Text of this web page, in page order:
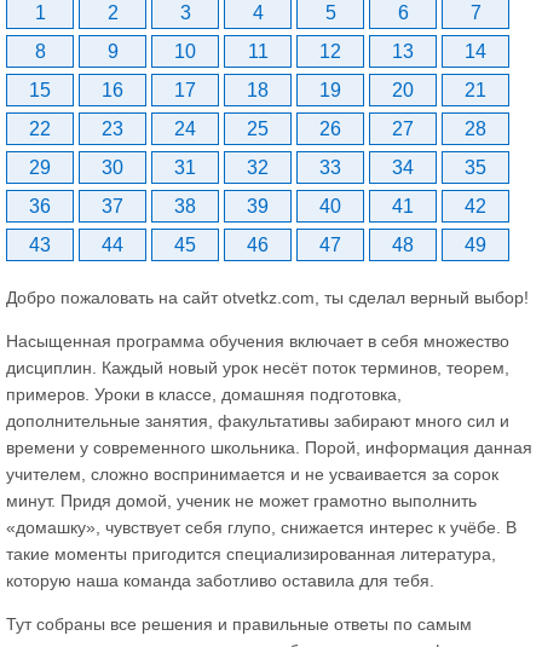
1 2 3 4 5 6
7
8
9 10 11 12 13
14
15
16 17 18 19 20
21
22
23 24 25 26 27
28
29
30 31 32 33 34
35
36
37 38 39 40 41
42
43
44 45 46 47 48 49
Добро пожаловать на сайт otvetkz.com, ты сделал верный выбор!
Насыщенная программа обучения включает в себя множество
дисциплин. Каждый новый урок несёт поток терминов, теорем,
примеров. Уроки в классе, домашняя подготовка,
дополнительные занятия, факультативы забирают много сил и
времени у современного школьника. Порой, информация данная
учителем, сложно воспринимается и не усваивается за сорок
минут. Придя домой, ученик не может грамотно выполнить
«домашку», чувствует себя глупо, снижается интерес к учёбе. В
такие моменты пригодится специализированная литература,
которую наша команда заботливо оставила для тебя.
Тут собраны все решения и правильные ответы по самым